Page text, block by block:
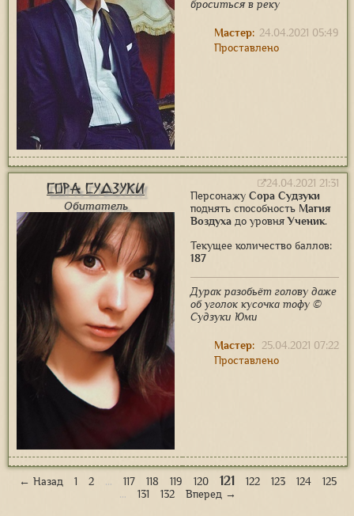
броситься в реку
24.04.2021 05:49
Мастер:
Проставлено
Сора Судзуки
Обитатель
24.04.2021 21:31
Персонажу Сора Судзуки
поднять способность Магия
Воздуха до уровняУченик.
Текущее количество баллов:
187
Дурак разобьёт голову даже
об уголок кусочка тофу ©
Судзуки Юми
25.04.2021 07:22
Мастер:
Проставлено
← Назад 1 2 … 117 118 119 120 121 122 123 124
125
…
131 132 Вперед →